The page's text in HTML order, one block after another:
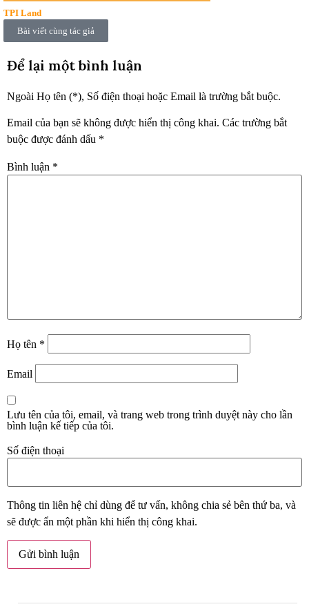
TPI Land
Bài viết cùng tác giả
Để lại một bình luận
Ngoài Họ tên (*), Số điện thoại hoặc Email là trường bắt buộc.
Email của bạn sẽ không được hiển thị công khai. Các trường bắt
buộc được đánh dấu *
Bình luận *
Họ tên *
Email
Lưu tên của tôi, email, và trang web trong trình duyệt này cho lần
bình luận kế tiếp của tôi.
Số điện thoại
Thông tin liên hệ chỉ dùng để tư vấn, không chia sẻ bên thứ ba, và
sẽ được ẩn một phần khi hiển thị công khai.